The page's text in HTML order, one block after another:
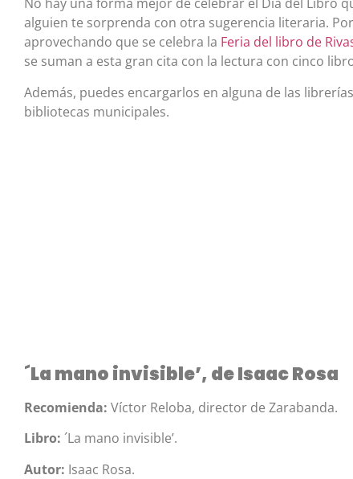
alguien te sorprenda con otra sugerencia literaria.
aprovechando que se celebra la Feria del libro de
se suman a esta gran cita con la lectura con cinco
Además, puedes encargarlos en alguna de las
bibliotecas municipales.
´La mano invisible’, de Isaac Rosa
Recomienda: Víctor Reloba, director de Zarabanda.
Libro: ´La mano invisible’.
Autor: Isaac Rosa.